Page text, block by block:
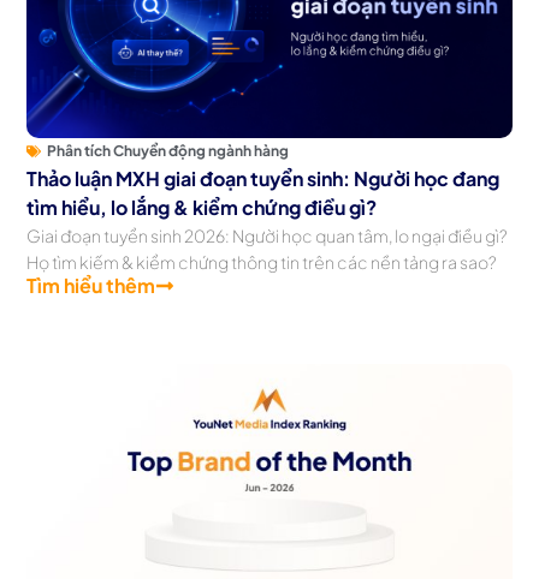
Phân tích Chuyển động ngành hàng
Thảo luận MXH giai đoạn tuyển sinh: Người học đang
tìm hiểu, lo lắng & kiểm chứng điều gì?
Giai đoạn tuyển sinh 2026: Người học quan tâm, lo ngại điều gì?
Họ tìm kiếm & kiểm chứng thông tin trên các nền tảng ra sao?
Tìm hiểu thêm